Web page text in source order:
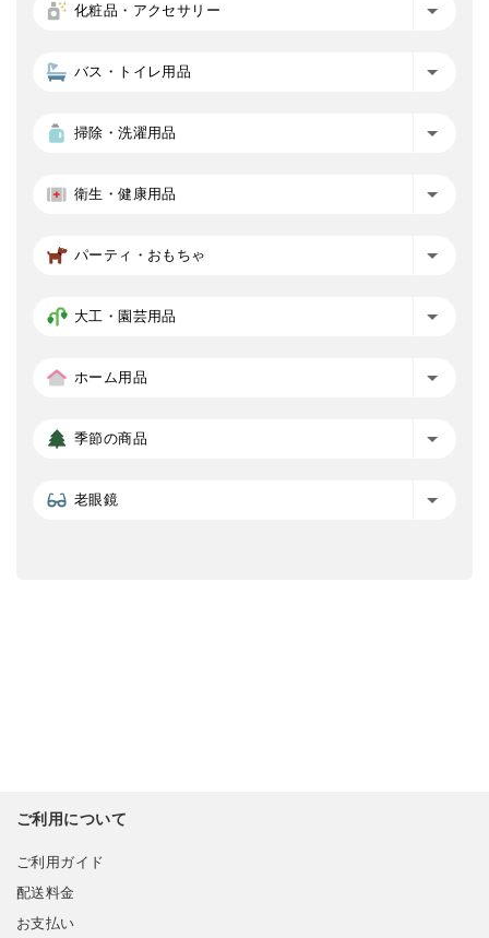
化粧品・アクセサリー
バス・トイレ用品
掃除・洗濯用品
衛生・健康用品
パーティ・おもちゃ
大工・園芸用品
ホーム用品
季節の商品
老眼鏡
ご利用について
ご利用ガイド
配送料金
お支払い